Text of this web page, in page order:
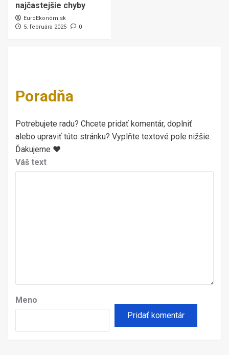
najčastejšie chyby
EuroEkonóm.sk
5. februára 2025
0
Poradňa
Potrebujete radu? Chcete pridať komentár, doplniť
alebo upraviť túto stránku? Vyplňte textové pole nižšie.
Ďakujeme ♥
Váš text
Meno